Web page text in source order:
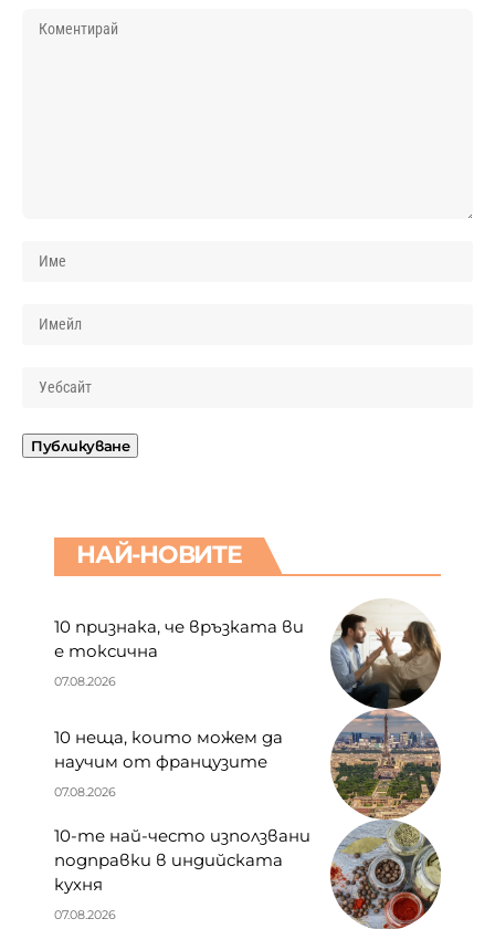
НАЙ-НОВИТЕ
10 признака, че връзката ви
е токсична
07.08.2026
10 неща, които можем да
научим от французите
07.08.2026
10-те най-често използвани
подправки в индийската
кухня
07.08.2026